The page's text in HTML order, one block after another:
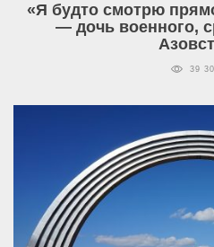
«Я будто смотрю
— дочь военного,
39